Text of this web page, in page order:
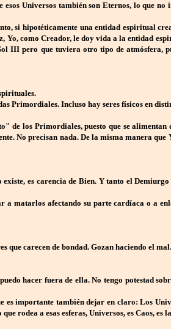
Universos también son Eternos, lo que no
si hipotéticamente una entidad espiritual
Yo, como Creador, le doy vida a la entidad
III pero que tuviera otro tipo de atmósfera,
Primordiales. Incluso hay seres físicos en
de los Primordiales, puesto que se alimentan
No precisan nada. De la misma manera que
es carencia de Bien. Y tanto el
matarlos afectando su parte cardíaca o a
que carecen de bondad. Gozan haciendo el mal.
hacer fuera de ella. No tengo potestad
importante también dejar en claro: Los
rodea a esas esferas, Universos, es Caos, es